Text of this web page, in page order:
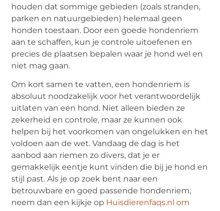
houden dat sommige gebieden (zoals stranden,
parken en natuurgebieden) helemaal geen
honden toestaan. Door een goede hondenriem
aan te schaffen, kun je controle uitoefenen en
precies de plaatsen bepalen waar je hond wel en
niet mag gaan.
Om kort samen te vatten, een hondenriem is
absoluut noodzakelijk voor het verantwoordelijk
uitlaten van een hond. Niet alleen bieden ze
zekerheid en controle, maar ze kunnen ook
helpen bij het voorkomen van ongelukken en het
voldoen aan de wet. Vandaag de dag is het
aanbod aan riemen zo divers, dat je er
gemakkelijk eentje kunt vinden die bij je hond en
stijl past. Als je op zoek bent naar een
betrouwbare en goed passende hondenriem,
neem dan een kijkje op Huisdierenfaqs.nl om